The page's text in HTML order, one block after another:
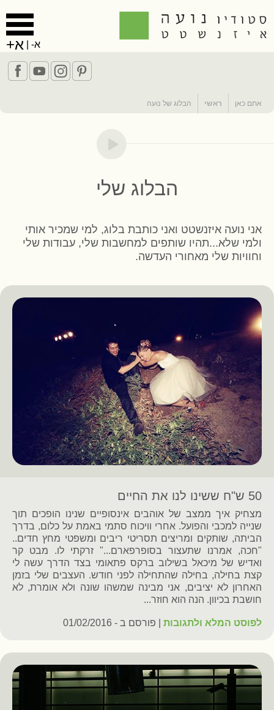
א- א+
אתם כאן ראשי הבלוג של נועה
הבלוג שלי
אני נועה איזנשטט ואני כותבת בלוג, למי שמכיר אותי
ולמי שלא...תהיו שותפים למחשבות שלי, עבודות שלי
וחוויות שלי מאחורי העדשה.
50 ש"ח ששינו לנו את החיים
מצחיק איך ממצב של אוהבים אינסופיים שנינו הופכים תוך
שנייה למכבי והפועל. אחרי וויכוח סתמי באמת על כלום, בדרך
הביתה, שותקים ומריצים תסריטי ריבים ומשפטי מחץ חדים..
"חכה, אמרנו שתעצור בסופרפארם..." זרקתי לו. מבט קר
ואדיש של מיכאל בשילוב ברקס פתאומי בצד הדרך עשה לי
קצת בחילה, בחילה שהתחילה לפני חודש. העצבים שלי בזמן
האחרון לא יציבים, אני מבינה שמשהו שונה ולא אומרת, לא
חושבת בכיוון. הנה הוא חוזר...
לפוסט המלא ולתגובות | פורסם ב - 01/02/2016